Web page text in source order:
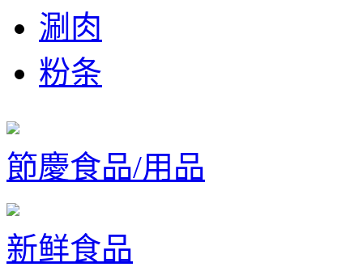
涮肉
粉条
節慶食品/用品
新鲜食品